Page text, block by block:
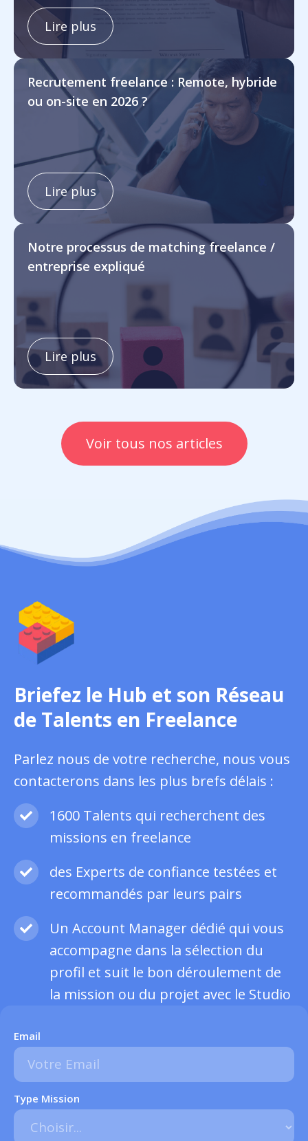
Lire plus
Recrutement freelance : Remote, hybride
ou on-site en 2026 ?
Lire plus
Notre processus de matching freelance /
entreprise expliqué
Lire plus
Voir tous nos articles
Briefez le Hub et son Réseau
de Talents en Freelance
Parlez nous de votre recherche, nous vous
contacterons dans les plus brefs délais :
1600 Talents qui recherchent des
missions en freelance
des Experts de confiance testées et
recommandés par leurs pairs
Un Account Manager dédié qui vous
accompagne dans la sélection du
profil et suit le bon déroulement de
la mission ou du projet avec le Studio
Email
Type Mission